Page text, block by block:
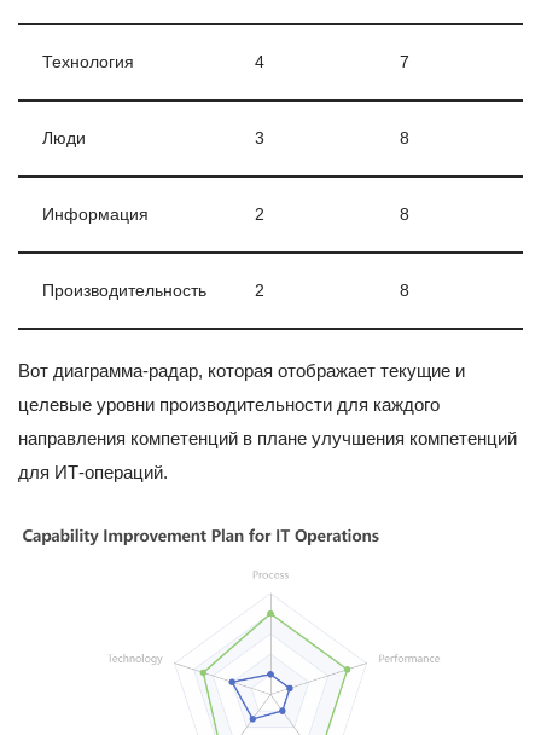
Технология 4 7
Люди 3 8
Информация 2 8
Производительность 2 8
Вот диаграмма-радар, которая отображает текущие и
целевые уровни производительности для каждого
направления компетенций в плане улучшения компетенций
для ИТ-операций.